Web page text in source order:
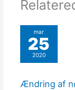
mar
25
2020
Ændring af